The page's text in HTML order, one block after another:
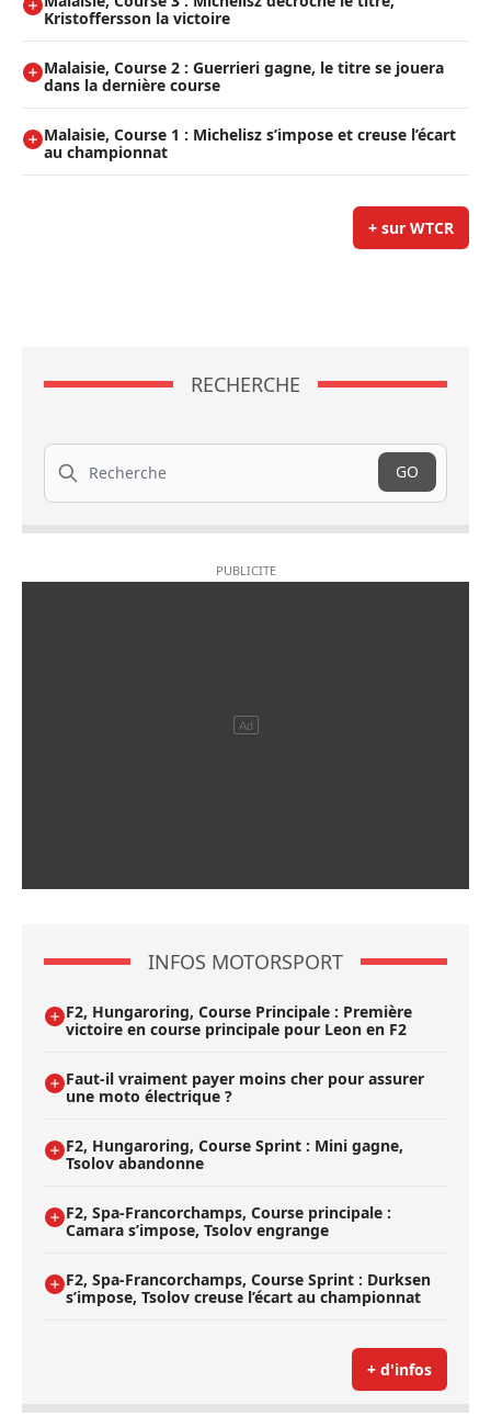
Kristoffersson la victoire
Malaisie, Course 2 : Guerrieri gagne, le titre se jouera
dans la dernière course
Malaisie, Course 1 : Michelisz s’impose et creuse l’écart
au championnat
+ sur WTCR
RECHERCHE
Recherche
GO
INFOS MOTORSPORT
F2, Hungaroring, Course Principale : Première
victoire en course principale pour Leon en F2
Faut-il vraiment payer moins cher pour assurer
une moto électrique ?
F2, Hungaroring, Course Sprint : Mini gagne,
Tsolov abandonne
F2, Spa-Francorchamps, Course principale :
Camara s’impose, Tsolov engrange
F2, Spa-Francorchamps, Course Sprint : Durksen
s’impose, Tsolov creuse l’écart au championnat
+ d'infos